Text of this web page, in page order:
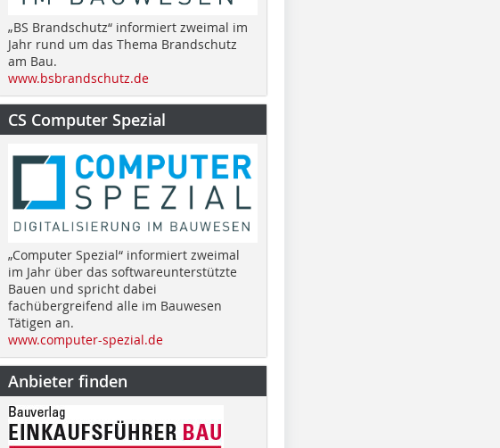
„BS Brandschutz“ informiert zweimal im
Jahr rund um das Thema Brandschutz
am Bau.
www.bsbrandschutz.de
CS Computer Spezial
„Computer Spezial“ informiert zweimal
im Jahr über das softwareunterstützte
Bauen und spricht dabei
fachübergreifend alle im Bauwesen
Tätigen an.
www.computer-spezial.de
Anbieter finden